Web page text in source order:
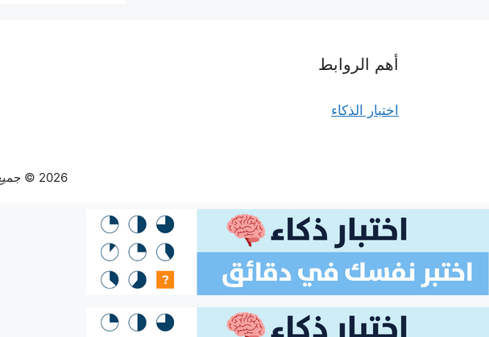
أهم الروابط
اختبار الذكاء
2026 © جميع الحقوق محفوظة أكاديمية نيرونت